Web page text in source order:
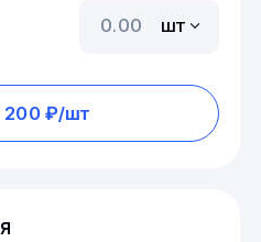
шт
200 ₽/шт